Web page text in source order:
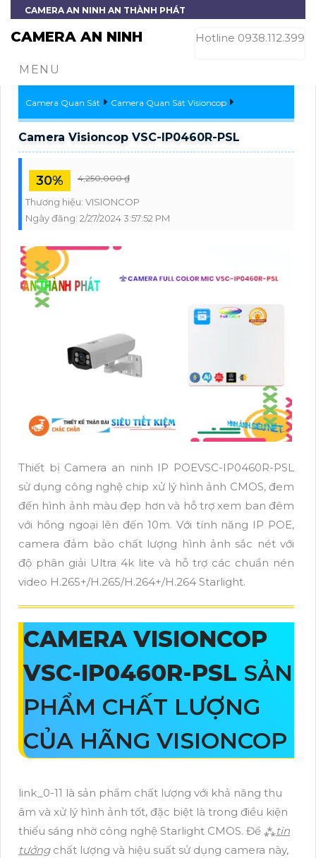
CAMERA AN NINH AN THÀNH PHÁT
CAMERA AN NINH Hotline 0938.112.399
MENU
Camera Quan Sát Camera Quan Sát Visioncop
Camera Visioncop VSC-IP0460R-PSL
30% 4,250,000 ₫
Thương hiệu: VISIONCOP
Ngày đăng: 2/27/2024 3:57:52 PM
Thiết bị Camera an ninh IP POEVSC-IP0460R-PSL
sử dụng công nghệ chip xử lý hình ảnh CMOS, đem
đến hình ảnh màu đẹp hơn và hỗ trợ xem ban đêm
với hồng ngoại lên đến 10m. Với tính năng IP POE,
camera đảm bảo chất lượng hình ảnh sắc nét với
độ phân giải Ultra 4k lite và hỗ trợ các chuẩn nén
video H.265+/H.265/H.264+/H.264 Starlight.
CAMERA VISIONCOP
VSC-IP0460R-PSL SẢN
PHẨM CHẤT LƯỢNG
CỦA HÃNG VISIONCOP
link_0-11 là sản phẩm chất lượng với khả năng thu
âm và xử lý hình ảnh tốt, đặc biệt là trong điều kiện
thiếu sáng nhờ công nghệ Starlight CMOS. Để ⁂tin
tưởngchất lượng và hiệu suất sử dụng camera này,